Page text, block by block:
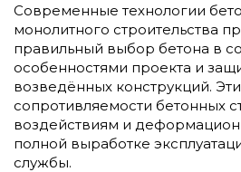
Современные технологии
монолитного строительства
правильный выбор бетона в
особенностями проекта и
возведённых конструкций.
сопротивляемости бетонных
воздействиям и
полной выработке
службы.